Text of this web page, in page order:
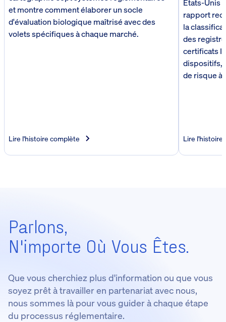
et montre comment élaborer un socle
d'évaluation biologique maîtrisé avec des
volets spécifiques à chaque marché.
Lire l'histoire complète
États-Unis
rapport
la
des
certificats
dispositifs,
de risque à
Lire l'histoire
Parlons,
N'importe Où Vous Êtes.
Que vous cherchiez plus d'information ou que vous
soyez prêt à travailler en partenariat avec nous,
nous sommes là pour vous guider à chaque étape
du processus réglementaire.